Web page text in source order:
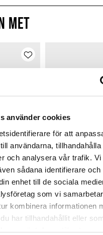
använder cookies
för att
användarna,
och analysera vår trafik. Vi
sådana identifierare och
enhet till de sociala
som vi
kombinera informationen
har tillhandahållit eller
använt deras tjänster.
met
Silicone Case
Pink
Airpods 4
149 SEK